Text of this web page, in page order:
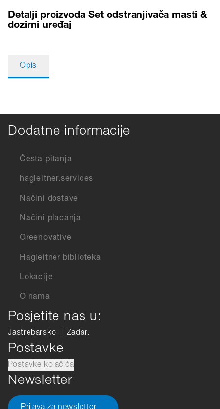
Detalji proizvoda Set odstranjivača masti &
dozirni uređaj
Opis
Dodatne informacije
Česta pitanja
hagleitner.services
Načini dostave
Načini placanja
Greenovative
Hagleitner biblioteka
Lokacije
O nama
Posjetite nas u:
Jastrebarsko ili Zadar.
Postavke
Postavke kolačića
Newsletter